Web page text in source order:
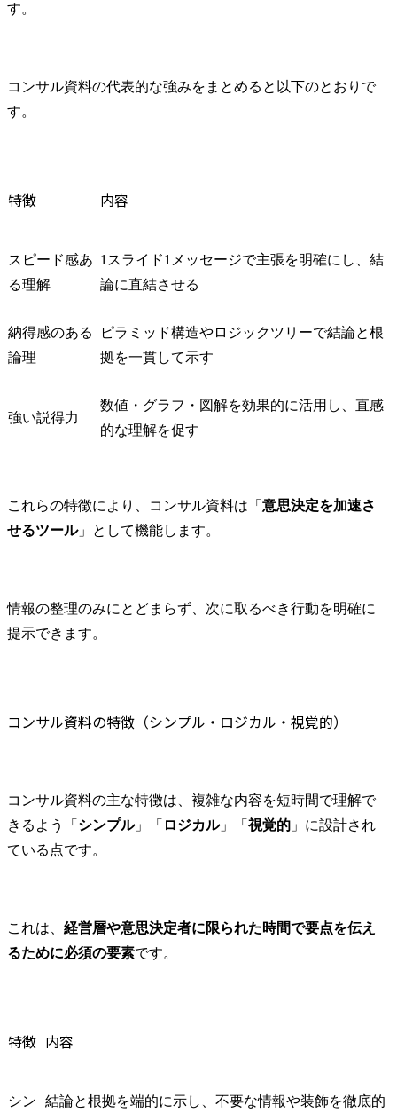
ち、担当プ
ロジェクト
されます。
コンサルテ
す。
コンサル資料の代表的な強みをまとめると以下のとおりで
す。
特徴 内容
スピード感あ
る理解
1スライド1メッセージで主張を明確にし、結
論に直結させる
納得感のある
論理
ピラミッド構造やロジックツリーで結論と根
拠を一貫して示す
強い説得力
数値・グラフ・図解を効果的に活用し、直感
的な理解を促す
これらの特徴により、コンサル資料は「 意思決定を加速さ
せるツール」として機能します。
情報の整理のみにとどまらず、次に取るべき行動を明確に
提示できます。
コンサル資料の特徴（シンプル・ロジカル・視覚的）
コンサル資料の主な特徴は、複雑な内容を短時間で理解で
きるよう「 シンプル」「 ロジカル」「 視覚的 」に設計され
ている点です。
これは、 経営層や意思決定者に限られた時間で要点を伝え
るために必須の要素です。
特徴 内容
シン
結論と根拠を端的に示し、不要な情報や装飾を徹底的